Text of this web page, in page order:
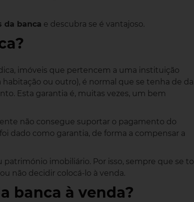
da banca e descubra se é vantajoso.
imóveis que pertencem a uma instituição
habitação ou outro), é normal que se tenha de
Esta garantia é, muitas vezes, um bem
não consegue suportar o pagamento do
dado como garantia, de forma a compensar a
imobiliário. Por isso, sempre que se
não decidir colocá-lo à venda.
banca à venda?